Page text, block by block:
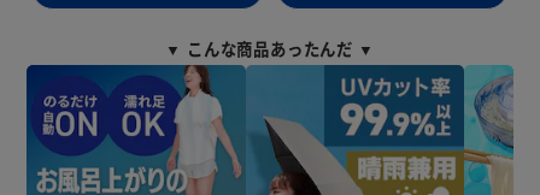
▼ こんな商品あったんだ ▼